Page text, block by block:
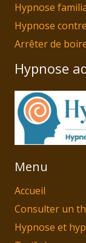
Hypnose
Hypnose
Arrêter de
Hypnose
Menu
Accueil
Consulter un
Hypnose et